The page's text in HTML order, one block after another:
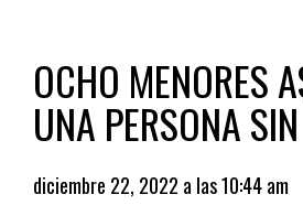
OCHO MENORES
UNA PERSONA
diciembre 22, 2022 a las 10:44 am